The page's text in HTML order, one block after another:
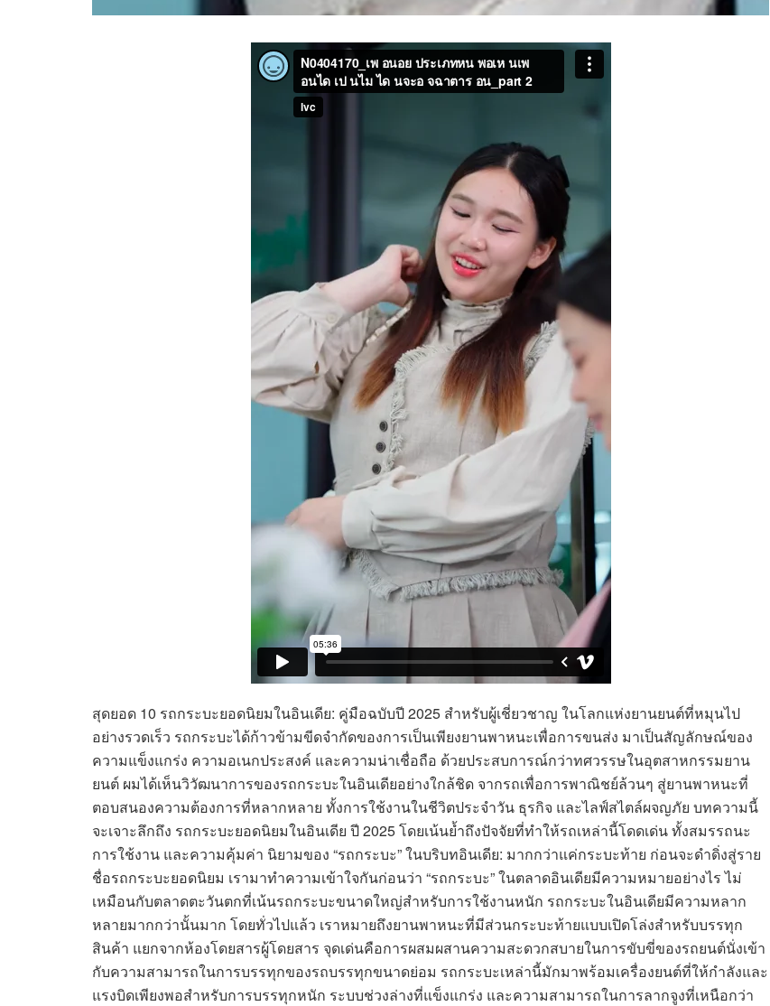
สุดยอด 10 รถกระบะยอดนิยมในอินเดีย: คู่มือฉบับปี 2025 สำหรับผู้เชี่ยวชาญ ในโลกแห่งยานยนต์ที่หมุนไป
อย่างรวดเร็ว รถกระบะได้ก้าวข้ามขีดจำกัดของการเป็นเพียงยานพาหนะเพื่อการขนส่ง มาเป็นสัญลักษณ์ของ
ความแข็งแกร่ง ความอเนกประสงค์ และความน่าเชื่อถือ ด้วยประสบการณ์กว่าทศวรรษในอุตสาหกรรมยาน
ยนต์ ผมได้เห็นวิวัฒนาการของรถกระบะในอินเดียอย่างใกล้ชิด จากรถเพื่อการพาณิชย์ล้วนๆ สู่ยานพาหนะที่
ตอบสนองความต้องการที่หลากหลาย ทั้งการใช้งานในชีวิตประจำวัน ธุรกิจ และไลฟ์สไตล์ผจญภัย บทความนี้
จะเจาะลึกถึง รถกระบะยอดนิยมในอินเดีย ปี 2025 โดยเน้นย้ำถึงปัจจัยที่ทำให้รถเหล่านี้โดดเด่น ทั้งสมรรถนะ
การใช้งาน และความคุ้มค่า นิยามของ “รถกระบะ” ในบริบทอินเดีย: มากกว่าแค่กระบะท้าย ก่อนจะดำดิ่งสู่ราย
ชื่อรถกระบะยอดนิยม เรามาทำความเข้าใจกันก่อนว่า “รถกระบะ” ในตลาดอินเดียมีความหมายอย่างไร ไม่
เหมือนกับตลาดตะวันตกที่เน้นรถกระบะขนาดใหญ่สำหรับการใช้งานหนัก รถกระบะในอินเดียมีความหลาก
หลายมากกว่านั้นมาก โดยทั่วไปแล้ว เราหมายถึงยานพาหนะที่มีส่วนกระบะท้ายแบบเปิดโล่งสำหรับบรรทุก
สินค้า แยกจากห้องโดยสารผู้โดยสาร จุดเด่นคือการผสมผสานความสะดวกสบายในการขับขี่ของรถยนต์นั่งเข้า
กับความสามารถในการบรรทุกของรถบรรทุกขนาดย่อม รถกระบะเหล่านี้มักมาพร้อมเครื่องยนต์ที่ให้กำลังและ
แรงบิดเพียงพอสำหรับการบรรทุกหนัก ระบบช่วงล่างที่แข็งแกร่ง และความสามารถในการลากจูงที่เหนือกว่า